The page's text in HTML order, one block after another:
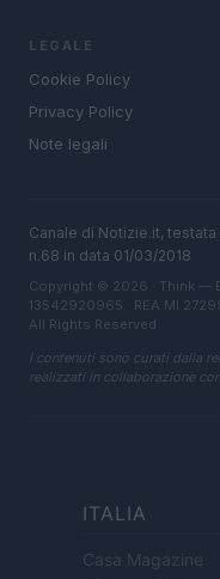
LEGALE
Cookie Policy
Privacy Policy
Note legali
Canale di Notizie.it,
n.68 in data 01/03/2018
Copyright © 2026 · Think —
13542920965 · REA MI
All Rights Reserved
I contenuti sono curati dalla
realizzati in collaborazione
ITALIA
Casa Magazine